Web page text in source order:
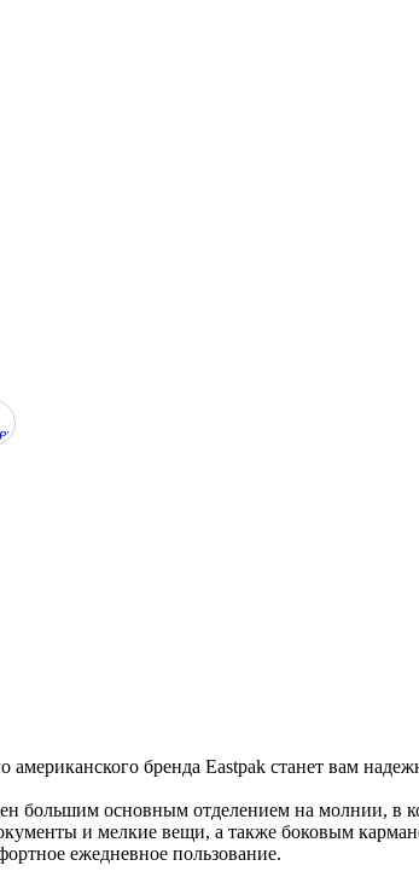
бренда Eastpak станет вам
большим основным отделением на молнии, в
и мелкие вещи, а также боковым
ежедневное пользование.